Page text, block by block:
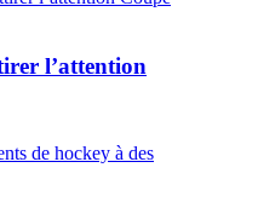
l’attention